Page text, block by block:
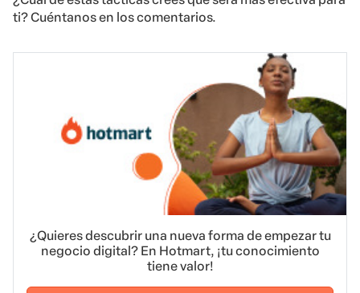
ti? Cuéntanos en los comentarios.
¿Quieres descubrir una nueva forma de empezar tu
negocio digital? En Hotmart, ¡tu conocimiento
tiene valor!